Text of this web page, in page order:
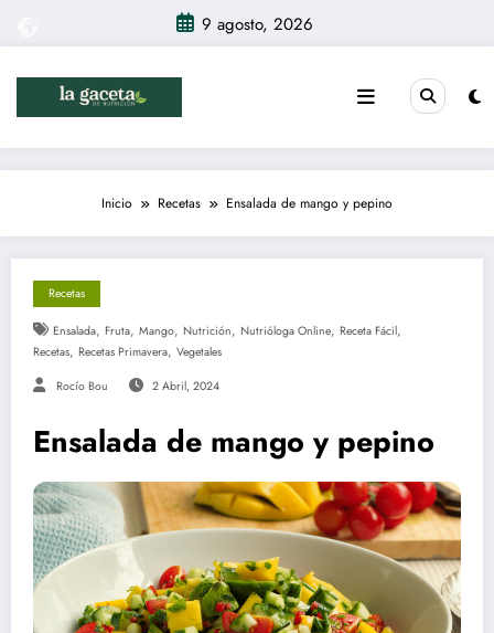
contenido
9 agosto, 2026
Inicio Recetas Ensalada de mango y pepino
Recetas
Ensalada, Fruta, Mango, Nutrición, Nutrióloga Online, Receta Fácil,
Recetas, Recetas Primavera, Vegetales
Rocío Bou 2 Abril, 2024
Ensalada de mango y pepino